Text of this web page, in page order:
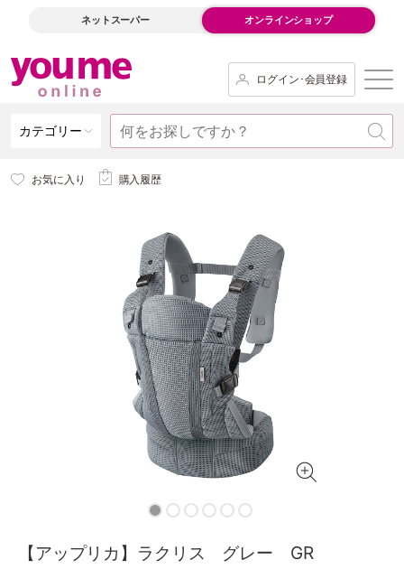
ネットスーパー オンラインショップ
ログイン･会員登録
カテゴリー
お気に入り 購入履歴
【アップリカ】ラクリス グレー GR